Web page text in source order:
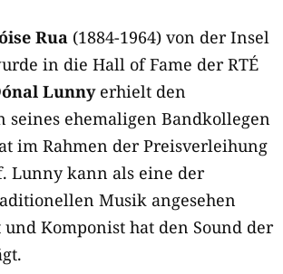
Rua (1884-1964) von der Insel
in die Hall of Fame der RTÉ
Lunnyerhielt den
ehemaligen Bandkollegen
im Rahmen der Preisverleihung
Lunny kann als eine der
Musik angesehen
Komponist hat den Sound der